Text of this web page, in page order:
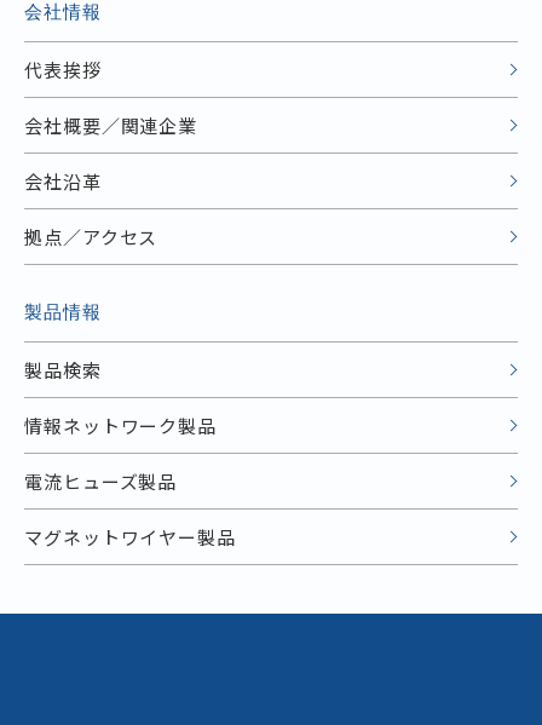
会社情報
代表挨拶
会社概要／関連企業
会社沿革
拠点／アクセス
製品情報
製品検索
情報ネットワーク製品
電流ヒューズ製品
マグネットワイヤー製品